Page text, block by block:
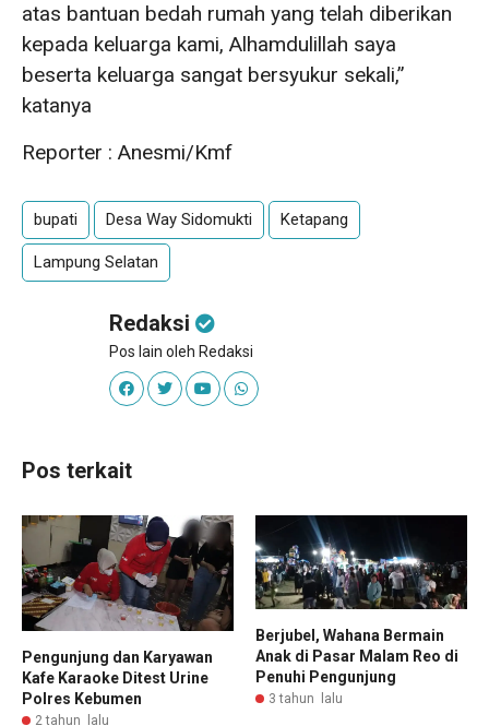
atas bantuan bedah rumah yang telah diberikan
kepada keluarga kami, Alhamdulillah saya
beserta keluarga sangat bersyukur sekali,”
katanya
Reporter : Anesmi/Kmf
bupati Desa Way Sidomukti Ketapang
Lampung Selatan
Redaksi
Pos lain oleh Redaksi
Pos terkait
Pengunjung dan Karyawan
Kafe Karaoke Ditest Urine
Polres Kebumen
2 tahun lalu
Berjubel, Wahana Bermain
Anak di Pasar Malam Reo di
Penuhi Pengunjung
3 tahun lalu